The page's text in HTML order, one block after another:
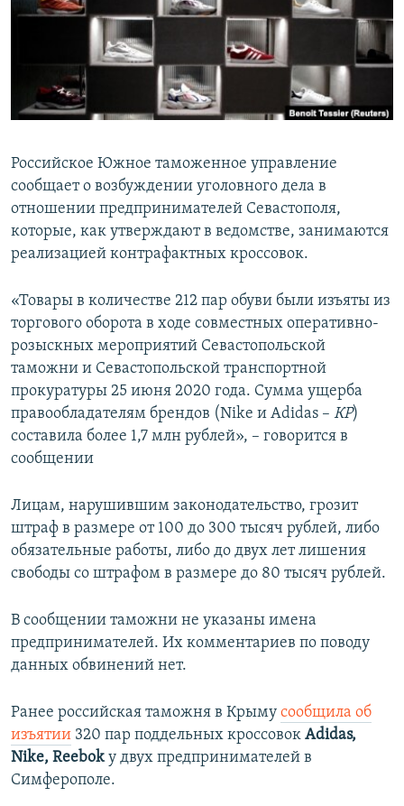
ПОБЕДИТЕЛЕЙ НЕ СУДЯТ?
КРЫМ.НЕПОКОРЕННЫЙ
ELIFBE
УКРАИНСКАЯ ПРОБЛЕМА КРЫМА
ПРИСОЕДИНЯЙТЕСЬ!
Российское Южное таможенное управление
сообщает о возбуждении уголовного дела в
отношении предпринимателей Севастополя,
которые, как утверждают в ведомстве, занимаются
реализацией контрафактных кроссовок.
«Товары в количестве 212 пар обуви были изъяты из
торгового оборота в ходе совместных оперативно-
розыскных мероприятий Севастопольской
таможни и Севастопольской транспортной
прокуратуры 25 июня 2020 года. Сумма ущерба
правообладателям брендов (Nike и Adidas – КР)
составила более 1,7 млн рублей», – говорится в
сообщении
Лицам, нарушившим законодательство, грозит
штраф в размере от 100 до 300 тысяч рублей, либо
обязательные работы, либо до двух лет лишения
свободы со штрафом в размере до 80 тысяч рублей.
В сообщении таможни не указаны имена
предпринимателей. Их комментариев по поводу
данных обвинений нет.
Ранее российская таможня в Крыму сообщила об
изъятии 320 пар поддельных кроссовок Adidas,
Nike, Reebokу двух предпринимателей ​в
Симферополе.